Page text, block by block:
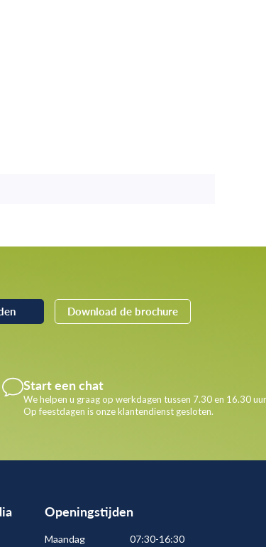
Download de brochure
Start een chat
We helpen u graag op werkdagen tussen 7.30 en 16.30
Op feestdagen is onze klantendienst gesloten.
Openingstijden
Maandag 07:30-16:30